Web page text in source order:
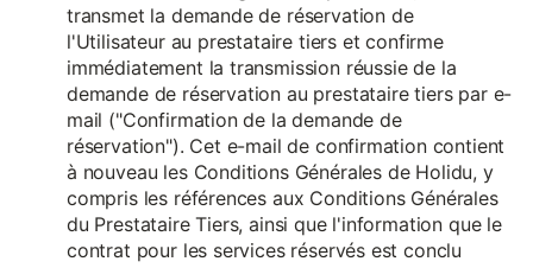
transmet la demande de réservation de
l'Utilisateur au prestataire tiers et confirme
immédiatement la transmission réussie de la
demande de réservation au prestataire tiers par e-
mail ("Confirmation de la demande de
réservation"). Cet e-mail de confirmation contient
à nouveau les Conditions Générales de Holidu, y
compris les références aux Conditions Générales
du Prestataire Tiers, ainsi que l'information que le
contrat pour les services réservés est conclu